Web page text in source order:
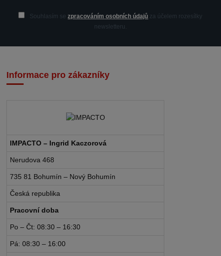
Souhlasím sezpracováním osobních údajů za účelem rozesílky
newsletteru.
Informace pro zákazníky
IMPACTO – Ingrid Kaczorová
Nerudova 468
735 81 Bohumín – Nový Bohumín
Česká republika
Pracovní doba
Po – Čt: 08:30 – 16:30
Pá: 08:30 – 16:00